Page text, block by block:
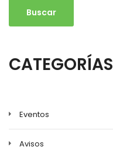
CATEGORÍAS
Eventos
Avisos